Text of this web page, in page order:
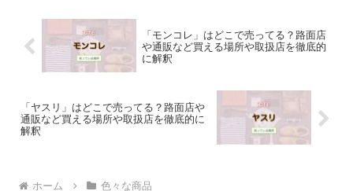
「モンコレ」はどこで売ってる？路面店
や通販など買える場所や取扱店を徹底的
に解釈
「ヤスリ」はどこで売ってる？路面店や
通販など買える場所や取扱店を徹底的に
解釈
ホーム 色々な商品